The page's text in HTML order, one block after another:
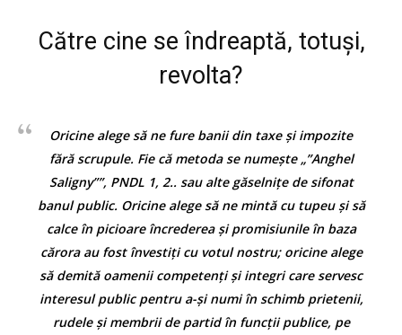
Către cine se îndreaptă, totuși,
revolta?
Oricine alege să ne fure banii din taxe şi impozite
fără scrupule. Fie că metoda se numeşte „”Anghel
Saligny””, PNDL 1, 2.. sau alte găselniţe de sifonat
banul public. Oricine alege să ne mintă cu tupeu şi să
calce în picioare încrederea şi promisiunile în baza
cărora au fost învestiţi cu votul nostru; oricine alege
să demită oamenii competenţi şi integri care servesc
interesul public pentru a-şi numi în schimb prietenii,
rudele şi membrii de partid în funcţii publice, pe